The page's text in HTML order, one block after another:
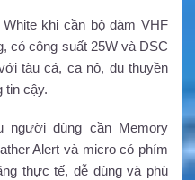
khi cần bộ đàm VHF
có công suất 25W và DSC
tàu cá, ca nô, du thuyền
tin cậy.
người dùng cần Memory
Alert và micro có phím
thực tế, dễ dùng và phù